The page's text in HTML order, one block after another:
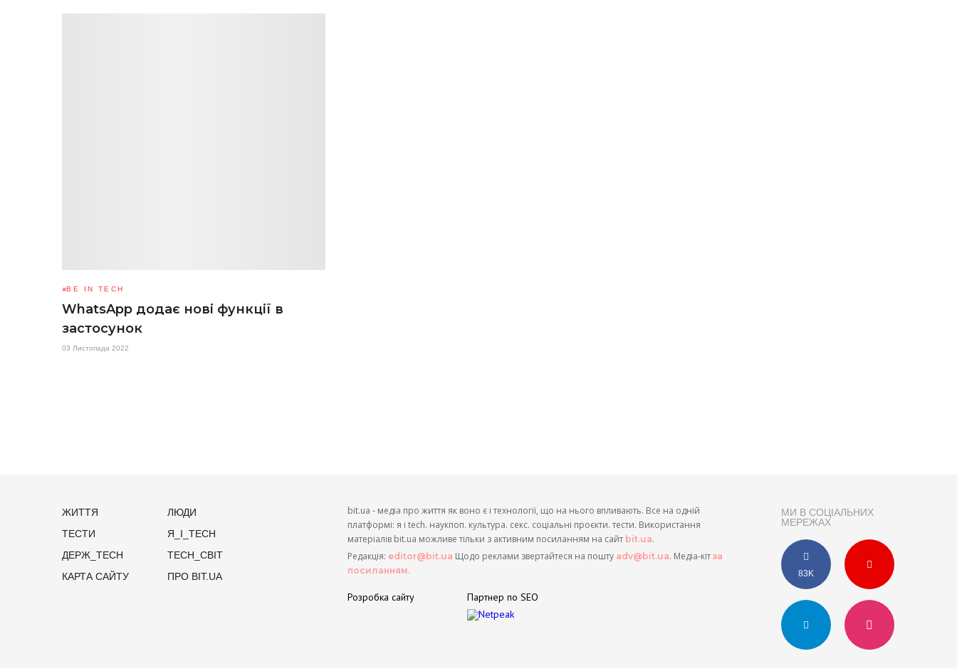
BE IN TECH
WhatsApp додає нові функції в
застосунок
03 Листопада 2022
ЖИТТЯ
ЛЮДИ
ТЕСТИ
Я_І_TECH
ДЕРЖ_TECH
TECH_СВІТ
КАРТА САЙТУ
ПРО BIT.UA
МИ В СОЦІАЛЬНИХ
МЕРЕЖАХ
83K
bit.ua - медіа про життя як воно є і технології, що на нього впливають. Все на одній
платформі: я і tech. наукпоп. культура. секс. соціальні проєкти. тести. Використання
матеріалів bit.ua можливе тільки з активним посиланням на сайт bit.ua.
Редакція: editor@bit.ua Щодо реклами звертайтеся на пошту adv@bit.ua. Медіа-кіт за
посиланням.
Розробка сайту Партнер по SEO